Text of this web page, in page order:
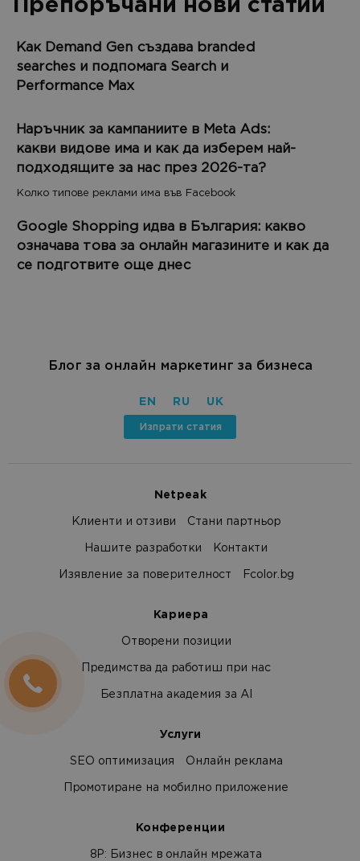
Препоръчани нови статии
Как Demand Gen създава branded
searches и подпомага Search и
Performance Max
Наръчник за кампаниите в Meta Ads:
какви видове има и как да изберем най-
подходящите за нас през 2026-та?
Колко типове реклами има във Facebook
Google Shopping идва в България: какво
означава това за онлайн магазините и как да
се подготвите още днес
Блог за онлайн маркетинг за бизнеса
EN RU UK
Изпрати статия
Netpeak
Клиенти и отзиви Стани партньор
Нашите разработки Контакти
Изявление за поверителност Fcolor.bg
Кариера
Отворени позиции
Предимства да работиш при нас
Безплатна академия за AI
Услуги
SEO оптимизация Онлайн реклама
Промотиране на мобилно приложение
Конференции
8Р: Бизнес в онлайн мрежата